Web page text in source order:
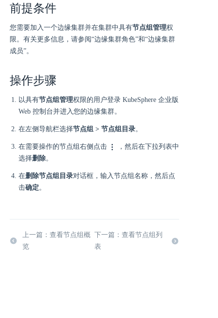
前提条件
您需要加入一个边缘集群并在集群中具有节点组管理权
限。有关更多信息，请参阅“边缘集群角色”和“边缘集群
成员”。
操作步骤
以具有节点组管理权限的用户登录 KubeSphere 企业版
Web 控制台并进入您的边缘集群。
在左侧导航栏选择节点组 > 节点组目录。
在需要操作的节点组右侧点击
，然后在下拉列表中
选择删除。
在删除节点组目录对话框，输入节点组名称，然后点
击确定。
上一篇：查看节点组概
览
下一篇：查看节点组列
表